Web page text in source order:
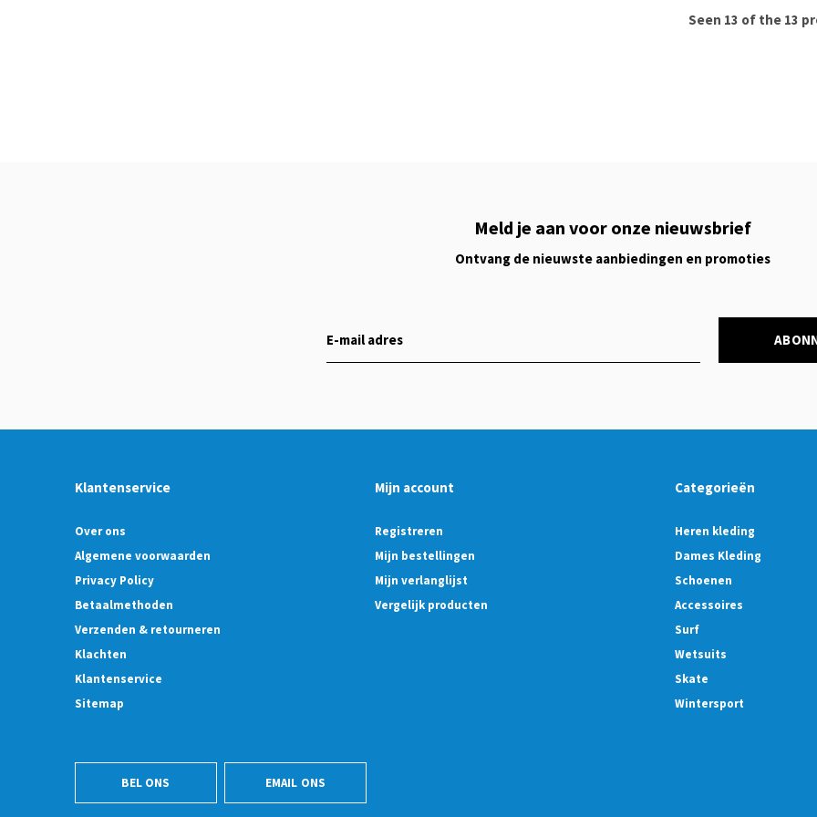
Seen 13 of the 13
Meld je aan voor onze nieuwsbrief
Ontvang de nieuwste aanbiedingen en promoties
Klantenservice
Over ons
Algemene voorwaarden
Privacy Policy
Betaalmethoden
Verzenden & retourneren
Klachten
Klantenservice
Sitemap
Mijn account
Registreren
Mijn bestellingen
Mijn verlanglijst
Vergelijk producten
Categorieën
Heren kleding
Dames Kleding
Schoenen
Accessoires
Surf
Wetsuits
Skate
Wintersport
BEL ONS EMAIL ONS